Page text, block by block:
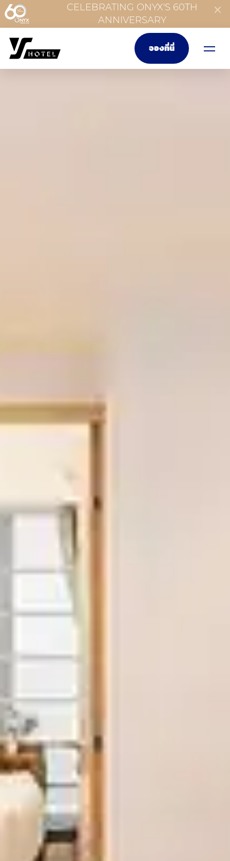
CELEBRATING ONYX'S 60TH
ANNIVERSARY
จองที่นี่